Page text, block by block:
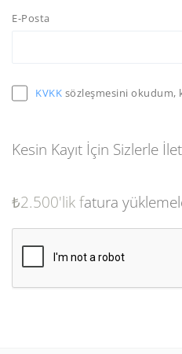
E-Posta
KVKK sözleşmesini okudum,
Kesin Kayıt İçin Sizlerle
₺2.500'lik fatura